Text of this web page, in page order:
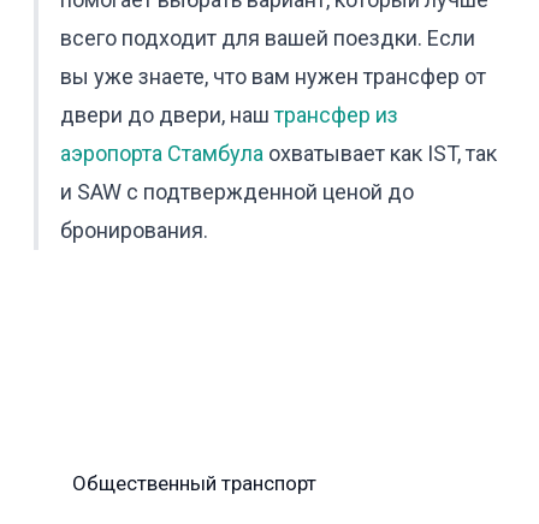
всего подходит для вашей поездки. Если
вы уже знаете, что вам нужен трансфер от
двери до двери, наштрансфер из
аэропорта Стамбула охватывает как IST, так
и SAW с подтвержденной ценой до
бронирования.
Общественный транспорт